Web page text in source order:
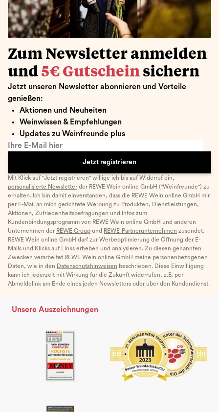
Zum Newsletter anmelden
und 5€ Gutschein sichern
Jetzt unseren Newsletter abonnieren und Vorteile
genießen:
Aktionen und Neuheiten
Weinwissen & Empfehlungen
Updates zu Weinfreunde plus
Ihre E-Mail hier
Jetzt registrieren
Mit Klick auf "Jetzt registrieren" willige ich bis auf Widerruf ein,
personalisierte Newsletter der REWE Wein online GmbH ("Weinfreunde") zu
erhalten. Ich bin damit einverstanden, dass die REWE Wein online GmbH mir
per E-Mail an mich gerichtete Werbung zu Produkten, Dienstleistungen,
Aktionen, Zufriedenheitsbefragungen und Infos zum
Kundenbindungsprogramm von REWE Wein online GmbH und anderen
Unternehmen der REWE Group und REWE-Partnerunternehmen zusendet.
REWE Wein online GmbH darf zur Werbeoptimierung die Öffnung der E-
Mails und Klicks auf Links erheben und analysieren. Zu diesen genannten
Zwecken verarbeitet REWE Wein online GmbH meine personenbezogenen
Daten, wie in den Datenschutzhinweisen beschrieben. Diese Einwilligung
kann ich jederzeit mit Wirkung für die Zukunft widerrufen, z.B. per
Abmeldelink am Ende eines jeden Newsletters oder über den Kundendienst.
Unsere Auszeichnungen